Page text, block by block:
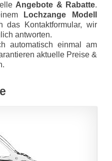
Angebote & Rabatte.
Lochzange Modell
das Kontaktformular, wir
antworten.
automatisch einmal am
aktuelle Preise &